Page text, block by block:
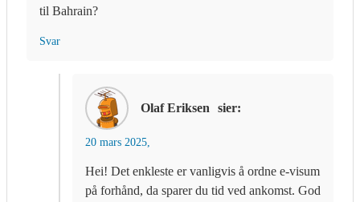
til Bahrain?
Svar
Olaf Eriksen sier:
20 mars 2025,
Hei! Det enkleste er vanligvis å ordne e-visum
på forhånd, da sparer du tid ved ankomst. God